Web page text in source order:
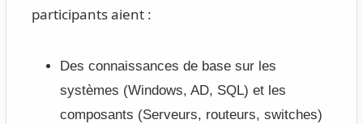
participants aient :
Des connaissances de base sur les
systèmes (Windows, AD, SQL) et les
composants (Serveurs, routeurs, switches)